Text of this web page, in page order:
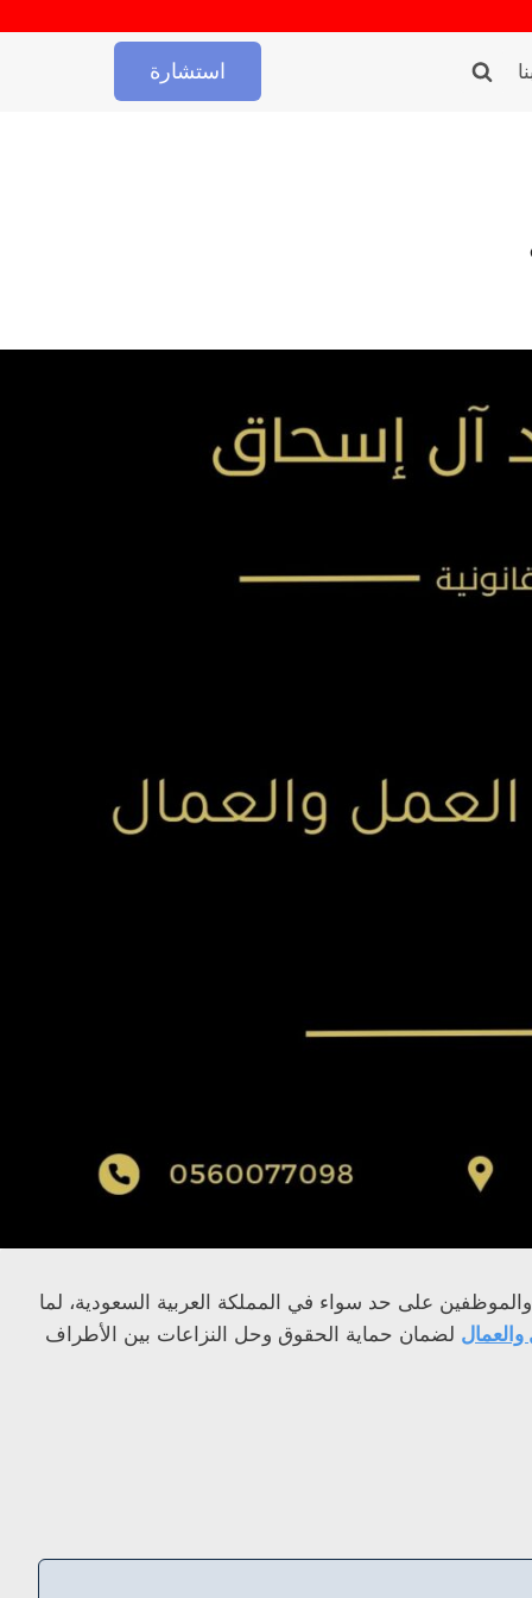
استشارة
على حد سواء في المملكة العربية السعودية، لما
لضمان حماية الحقوق وحل النزاعات بين الأطراف